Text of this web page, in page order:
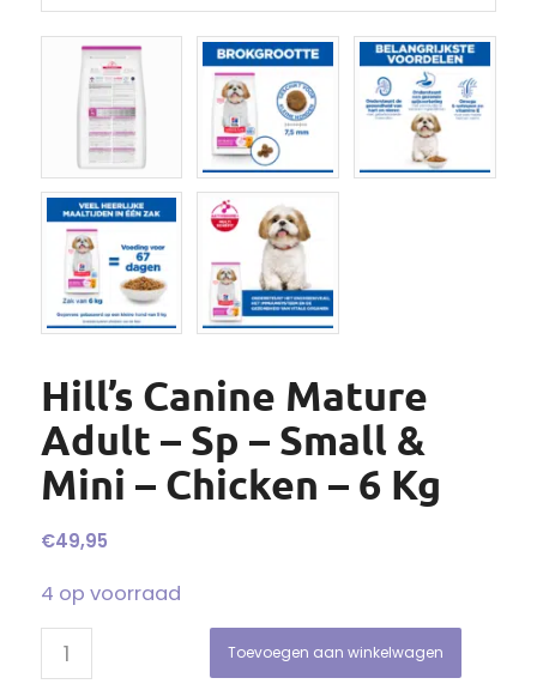
Hill’s Canine Mature
Adult – Sp – Small &
Mini – Chicken – 6 Kg
€49,95
4 op voorraad
Toevoegen aan winkelwagen